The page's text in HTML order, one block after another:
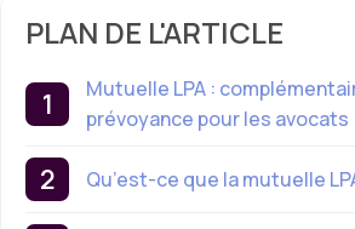
PLAN DE L'ARTICLE
Mutuelle LPA :
prévoyance pour les avocats
Qu’est-ce que la mutuelle